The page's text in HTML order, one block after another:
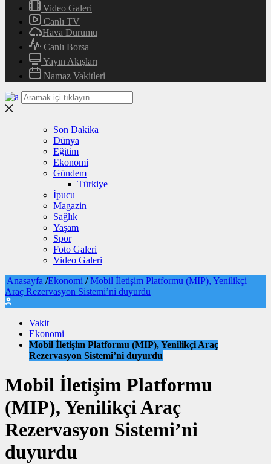
Video Galeri
Canlı TV
Hava Durumu
Canlı Borsa
Yayın Akışları
Namaz Vakitleri
Son Dakika
Dünya
Eğitim
Ekonomi
Gündem
Türkiye
İpucu
Magazin
Sağlık
Yaşam
Spor
Foto Galeri
Video Galeri
Anasayfa /Ekonomi / Mobil İletişim Platformu (MIP), Yenilikçi
Araç Rezervasyon Sistemi’ni duyurdu
Vakit
Ekonomi
Mobil İletişim Platformu (MIP), Yenilikçi Araç
Rezervasyon Sistemi’ni duyurdu
Mobil İletişim Platformu
(MIP), Yenilikçi Araç
Rezervasyon Sistemi’ni
duyurdu